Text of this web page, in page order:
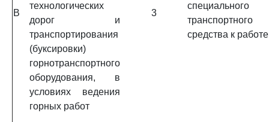
B
технологических
дорог и
транспортирования
(буксировки)
горнотранспортного
оборудования, в
условиях ведения
горных работ
3
специального
транспортного
средства к работе